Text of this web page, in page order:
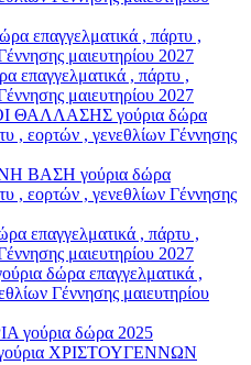
επαγγελματικά , πάρτυ ,
μαιευτηρίου 2027
επαγγελματικά , πάρτυ ,
μαιευτηρίου 2027
γούρια δώρα
, εορτών , γενεθλίων Γέννησης
ΒΑΣΗ γούρια δώρα
, εορτών , γενεθλίων Γέννησης
επαγγελματικά , πάρτυ ,
μαιευτηρίου 2027
δώρα επαγγελματικά ,
Γέννησης μαιευτηρίου
γούρια δώρα 2025
ΧΡΙΣΤΟΥΓΕΝΝΩΝ